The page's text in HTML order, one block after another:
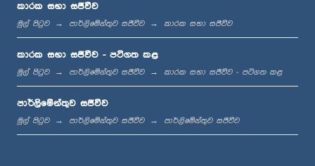
මධ්‍යාහ්න 12:00 - ප.ව. 12:05
ප.ව. 12:05 - ප.ව. 12:13
කාරක සභා සජීවීව
මුල් පිටුව පාර්ලිමේන්තුව සජීවීව කාරක සභා සජීවීව
කාරක සභා සජීවීව - පටිගත කළ
මුල් පිටුව පාර්ලිමේන්තුව සජීවීව කාරක සභා සජීවීව - පටිගත කළ
පාර්ලිමේන්තුව සජීවීව
මුල් පිටුව පාර්ලිමේන්තුව සජීවීව පාර්ලිමේන්තුව සජීවීව